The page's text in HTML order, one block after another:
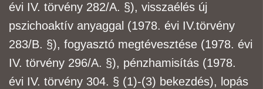
évi IV. törvény 282/A. §), visszaélés új
pszichoaktív anyaggal (1978. évi IV.törvény
283/B. §), fogyasztó megtévesztése (1978. évi
IV. törvény 296/A. §), pénzhamisítás (1978.
évi IV. törvény 304. § (1)-(3) bekezdés), lopás